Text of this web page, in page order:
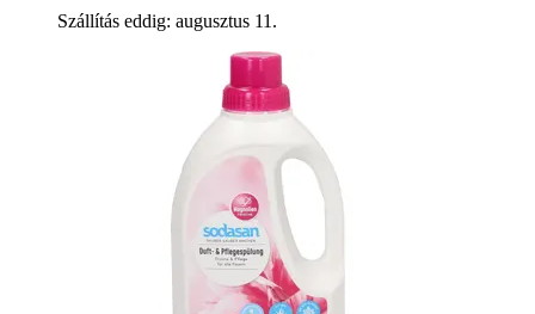
Szállítás eddig: augusztus 11.